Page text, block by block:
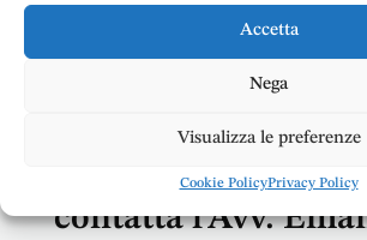
Accetta
Nega
Visualizza le preferenze
Cookie PolicyPrivacy Policy
Per ricevere una
consulenza legale
dopo passo,
contatta l’Avv.